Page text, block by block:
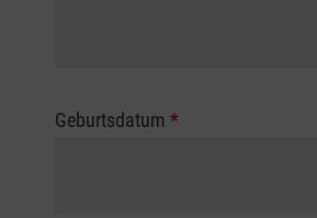
Geburtsdatum *